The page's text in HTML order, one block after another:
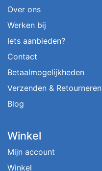
Over ons
Werken bij
Iets aanbieden?
Contact
Betaalmogelijkheden
Verzenden & Retourneren
Blog
Winkel
Mijn account
Winkel